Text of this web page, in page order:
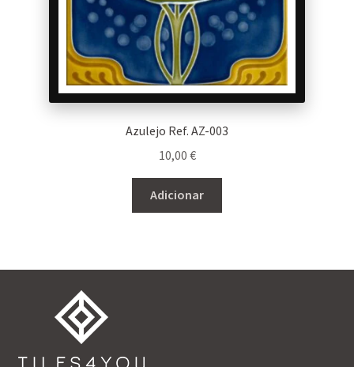
Azulejo Ref. AZ-003
10,00 €
Adicionar